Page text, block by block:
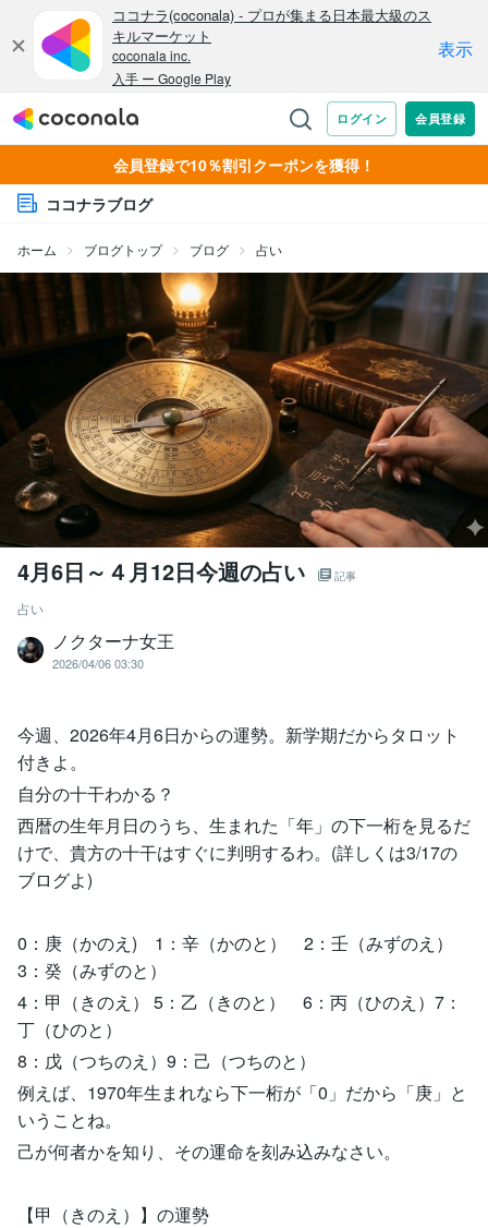
会員登録で10％割引クーポンを獲得！
ココナラブログ
ホーム ブログトップ ブログ 占い
4月6日～４月12日今週の占い 記事
占い
ノクターナ女王
2026/04/06 03:30
今週、2026年4月6日からの運勢。新学期だからタロット
付きよ。
自分の十干わかる？
西暦の生年月日のうち、生まれた「年」の下一桁を見るだ
けで、貴方の十干はすぐに判明するわ。(詳しくは3/17の
ブログよ)
0：庚（かのえ) 1：辛（かのと） 2：壬（みずのえ）
3：癸（みずのと）
4：甲（きのえ） 5：乙（きのと） 6：丙（ひのえ）7：
丁（ひのと）
8：戊（つちのえ）9：己（つちのと）
例えば、1970年生まれなら下一桁が「0」だから「庚」と
いうことね。
己が何者かを知り、その運命を刻み込みなさい。
【甲（きのえ）】の運勢